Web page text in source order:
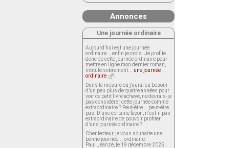
Annonces
Une journée ordinaire
Aujourd’hui est une journée
ordinaire... enfin je crois. Je profite
donc de cette journée ordinaire pour
mettre en ligne mon dernier roman,
intitulé sobrement... une journée
ordinaire
Dans la mesure où j’aurai eu besoin
d’un peu plus de quatre années pour
voir ce petit livre achevé, ne devrais-je
pas considérer cette journée comme
extraordinaire ? Peut-être... peut-être
pas. D’une certaine façon, n’est-il pas
extraordinaire de pouvoir profiter
d’une journée ordinaire ?
Cher lecteur, je vous souhaite une
bonne journée... ordinaire.
Paul Jeanzé, le 19 décembre 2025